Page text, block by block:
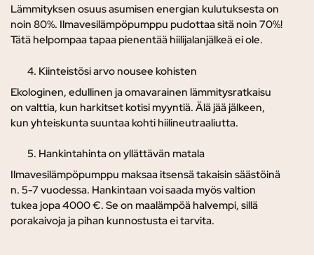
Lämmityksen osuus asumisen energian kulutuksesta on
noin 80%. Ilmavesilämpöpumppu pudottaa sitä noin 70%!
Tätä helpompaa tapaa pienentää hiilijalanjälkeä ei ole.
Kiinteistösi arvo nousee kohisten
Ekologinen, edullinen ja omavarainen lämmitysratkaisu
on valttia, kun harkitset kotisi myyntiä. Älä jää jälkeen,
kun yhteiskunta suuntaa kohti hiilineutraaliutta.
Hankintahinta on yllättävän matala
Ilmavesilämpöpumppu maksaa itsensä takaisin säästöinä
n. 5-7 vuodessa. Hankintaan voi saada myös valtion
tukea jopa 4000 €. Se on maalämpöä halvempi, sillä
porakaivoja ja pihan kunnostusta ei tarvita.